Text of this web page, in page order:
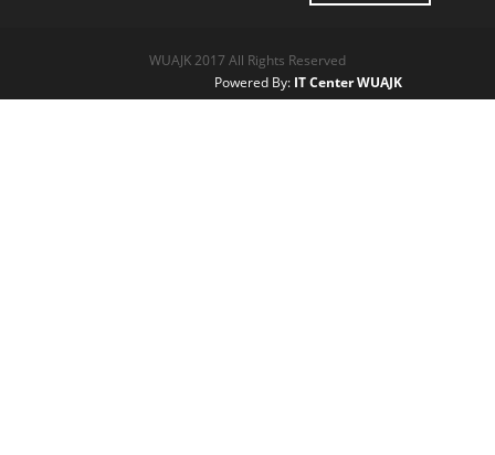
WUAJK 2017 All Rights Reserved
Powered By: IT Center WUAJK